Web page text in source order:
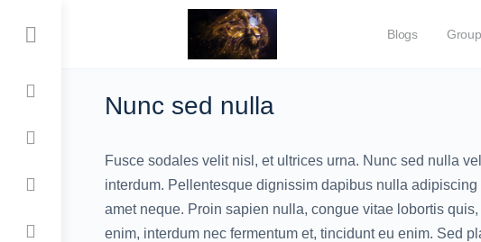
Blogs
Nunc sed nulla
Fusce sodales velit nisl, et ultrices urna. Nunc sed nulla
interdum. Pellentesque dignissim dapibus nulla
amet neque. Proin sapien nulla, congue vitae lobortis
enim, interdum nec fermentum et, tincidunt eu enim. Sed